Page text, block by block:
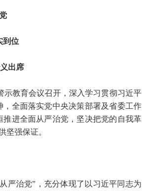
到位
出席
示教育会议召开，深入学习贯彻习近平
全面落实党中央决策部署及省委工作
进全面从严治党，坚决把党的自我革
坚强保证。
严治党”，充分体现了以习近平同志为